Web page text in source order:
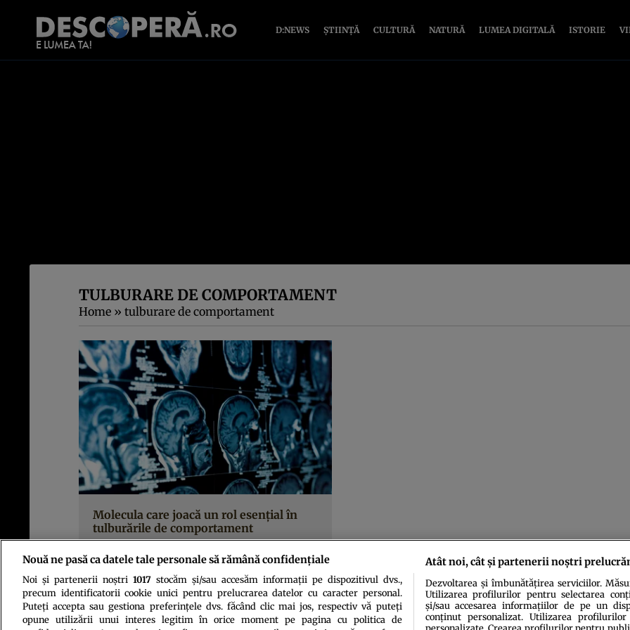
D:NEWS ȘTIINȚĂ CULTURĂ NATURĂ LUMEA DIGITALĂ ISTORIE
TULBURARE DE COMPORTAMENT
Home » tulburare de comportament
Molecula care joacă un rol esențial în
tulburările de comportament
Nouă ne pasă ca datele tale personale să rămână confidențiale
Noi și partenerii noștri 1017stocăm și/sau accesăm informații pe dispozitivul dvs.,
precum identificatorii cookie unici pentru prelucrarea datelor cu caracter personal.
Puteți accepta sau gestiona preferințele dvs. făcând clic mai jos, respectiv vă puteți
opune utilizării unui interes legitim în orice moment pe pagina cu politica de
Atât noi, cât și partenerii noștri
Dezvoltarea și îmbunătățirea serviciilor.
Utilizarea profilurilor pentru selectarea
și/sau accesarea informațiilor de pe un
conținut personalizat. Utilizarea
personalizate. Crearea profilurilor pentru